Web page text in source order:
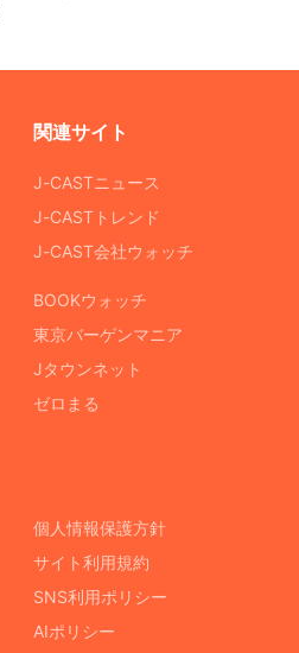
関連サイト
J-CASTニュース
J-CASTトレンド
J-CAST会社ウォッチ
BOOKウォッチ
東京バーゲンマニア
Jタウンネット
ゼロまる
個人情報保護方針
サイト利用規約
SNS利用ポリシー
AIポリシー